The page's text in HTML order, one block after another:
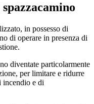
in possesso di
di operare in presenza di
diventate particolarmente
per limitare e ridurre
incendio e di